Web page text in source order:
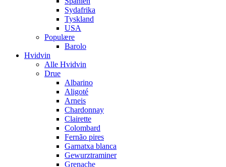
Sydafrika
Tyskland
USA
Populære
Barolo
Hvidvin
Alle Hvidvin
Drue
Albarino
Aligoté
Arneis
Chardonnay
Clairette
Colombard
Fernão pires
Garnatxa blanca
Gewurztraminer
Grenache